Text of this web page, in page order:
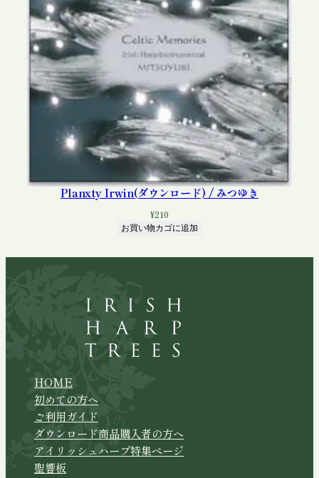
Planxty Irwin(ダウンロード) / みつゆき
¥210
お買い物カゴに追加
HOME
初めての方へ
ご利用ガイド
ダウンロード商品購入者の方へ
アイリッシュハープ特集ページ
聖響板